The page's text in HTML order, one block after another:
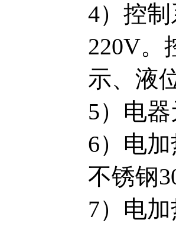
4）控
220V。
示、液
5）电
6）电
不锈钢
7）电